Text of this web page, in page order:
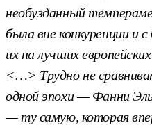
необузданный
была вне конкуренции и с
их на лучших
<…> Трудно не
одной эпохи — Фанни
— ту самую, которая